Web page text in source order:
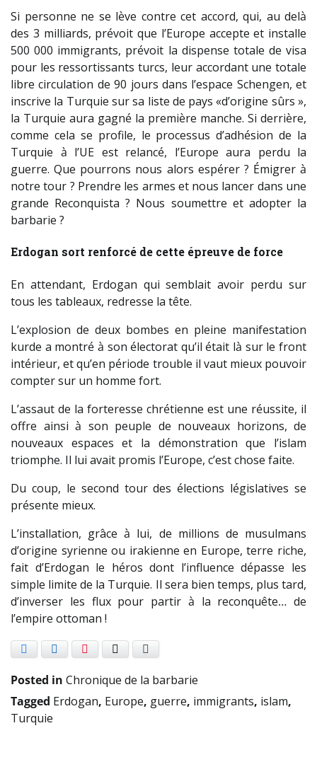
Si personne ne se lève contre cet accord, qui, au delà
des 3 milliards, prévoit que l’Europe accepte et installe
500 000 immigrants, prévoit la dispense totale de visa
pour les ressortissants turcs, leur accordant une totale
libre circulation de 90 jours dans l’espace Schengen, et
inscrive la Turquie sur sa liste de pays «d’origine sûrs »,
la Turquie aura gagné la première manche. Si derrière,
comme cela se profile, le processus d’adhésion de la
Turquie à l’UE est relancé, l’Europe aura perdu la
guerre. Que pourrons nous alors espérer ? Émigrer à
notre tour ? Prendre les armes et nous lancer dans une
grande Reconquista ? Nous soumettre et adopter la
barbarie ?
Erdogan sort renforcé de cette épreuve de force
En attendant, Erdogan qui semblait avoir perdu sur
tous les tableaux, redresse la tête.
L’explosion de deux bombes en pleine manifestation
kurde a montré à son électorat qu’il était là sur le front
intérieur, et qu’en période trouble il vaut mieux pouvoir
compter sur un homme fort.
L’assaut de la forteresse chrétienne est une réussite, il
offre ainsi à son peuple de nouveaux horizons, de
nouveaux espaces et la démonstration que l’islam
triomphe. Il lui avait promis l’Europe, c’est chose faite.
Du coup, le second tour des élections législatives se
présente mieux.
L’installation, grâce à lui, de millions de musulmans
d’origine syrienne ou irakienne en Europe, terre riche,
fait d’Erdogan le héros dont l’influence dépasse les
simple limite de la Turquie. Il sera bien temps, plus tard,
d’inverser les flux pour partir à la reconquête… de
l’empire ottoman !
Facebook LinkedIn Pinterest
Posted in Chronique de la barbarie
Tagged Erdogan, Europe, guerre, immigrants, islam,
Turquie